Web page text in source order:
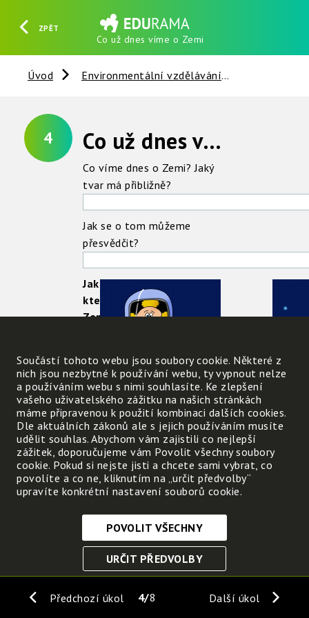
ZPĚT
Co už dnes víme o Zemi
HLEDAT REGISTROVAT PŘIHLÁSIT SE
Úvod Environmentální vzdělávání
4 Co už dnes víme o Zemi
Co víme dnes o Zemi? Jaký
tvar má přibližně?
Jak se o tom můžeme
přesvědčit?
Jak se jmenuje model,
kterým se znázorňuje
Země?
přehoď 2.a 3. písmeno slova
gól, 2) přidej anglicky
autobus
Předchozí úkol Další úkol
4 8
Součástí tohoto webu jsou soubory cookie. Některé z
nich jsou nezbytné k používání webu, ty vypnout nelze
a používáním webu s nimi souhlasíte. Ke zlepšení
vašeho uživatelského zážitku na našich stránkách
máme připravenou k použití kombinaci dalších cookies.
Dle aktuálních zákonů ale s jejich používáním musíte
udělit souhlas. Abychom vám zajistili co nejlepší
zážitek, doporučujeme vám Povolit všechny soubory
cookie. Pokud si nejste jisti a chcete sami vybrat, co
povolíte a co ne, kliknutím na „určit předvolby“
upravíte konkrétní nastavení souborů cookie.
Nezbytně nutné cookies
Tyto soubory cookie jsou nezbytné, abyste se mohli
funkce. Bez těchto cookies by webové stránky
POVOLIT VŠECHNY
URČIT PŘEDVOLBY